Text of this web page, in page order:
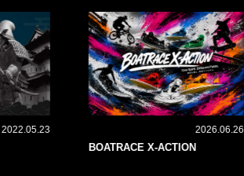
2022.05.23 2026.06.26
BOATRACE X-ACTION